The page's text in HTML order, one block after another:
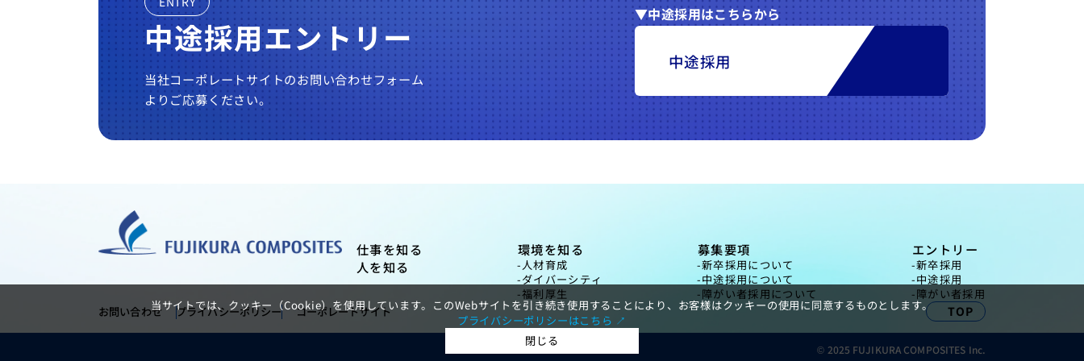
中途採用エントリー
当社コーポレートサイトのお問い合わせフォーム
よりご応募ください。
中途採用はこちらから
中途採用
当サイトでは、クッキー（Cookie）を使用しています。このWebサイトを引き続き使用することにより、お客様はクッキーの使用に同意するものとします。
プライバシーポリシーはこちら ↗︎
閉じる
仕事を知る
人を知る
環境を知る
人材育成
ダイバーシティ
福利厚生
募集要項
新卒採用について
中途採用について
障がい者採用について
エントリー
新卒採用
中途採用
障がい者採用
お問い合わせ
プライバシーポリシー コーポレートサイト TOP
© 2025 FUJIKURA COMPOSITES Inc.